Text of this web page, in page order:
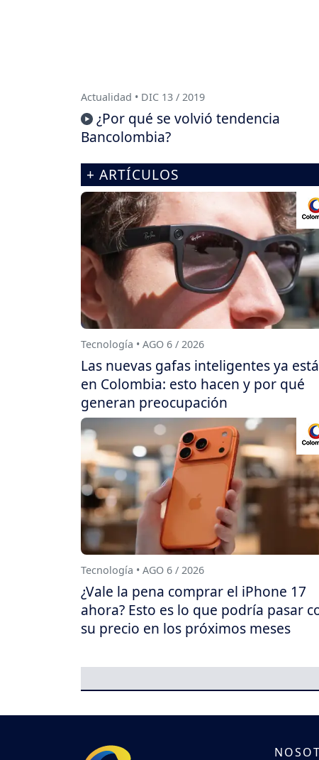
Actualidad • DIC 13 / 2019
¿Por qué se volvió tendencia
Bancolombia?
+ ARTÍCULOS
Tecnología • AGO 6 / 2026
Las nuevas gafas inteligentes ya
en Colombia: esto hacen y por qué
generan preocupación
Tecnología • AGO 6 / 2026
¿Vale la pena comprar el iPhone 17
ahora? Esto es lo que podría pasar
su precio en los próximos meses